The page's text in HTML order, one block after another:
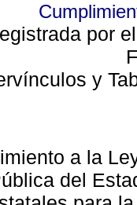
por
y
a la
del